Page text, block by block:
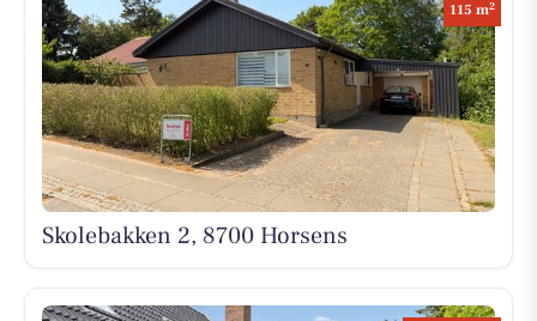
115 m2
Skolebakken 2, 8700 Horsens